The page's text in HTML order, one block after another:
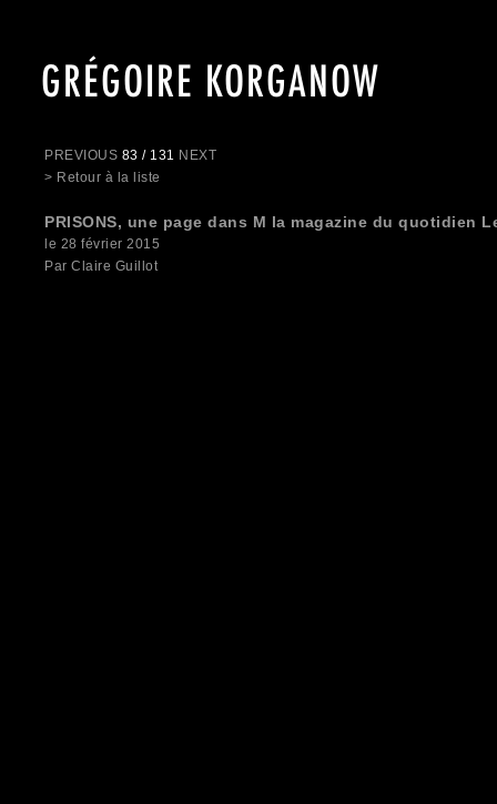
GRÉGOIRE KORGANOW
PREVIOUS 83 / 131 NEXT
> Retour à la liste
PRISONS, une page dans M la magazine du quotidien
le 28 février 2015
Par Claire Guillot